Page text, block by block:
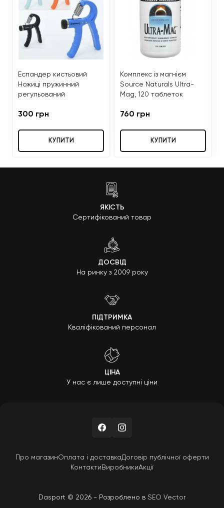
Еспандер кистьовий
Ножиці пружинний
регульований
300 грн
КУПИТИ
Комплекс із магнієм
Source Naturals Ultra-
Mag, 120 таблеток
760 грн
КУПИТИ
ЯКІСТЬ
Сертифікований товар
ДОСВІД
На ринку з 2009 року
ПІДТРИМКА
Кваліфікований персонал
ЦІНА
У нас є лише доступні ціни
Про магазинОплата і доставкаДоговір публічної оферти
Контакти ВиробникиАкції
Dasport © 2026 - Розроблено в SEO Vector